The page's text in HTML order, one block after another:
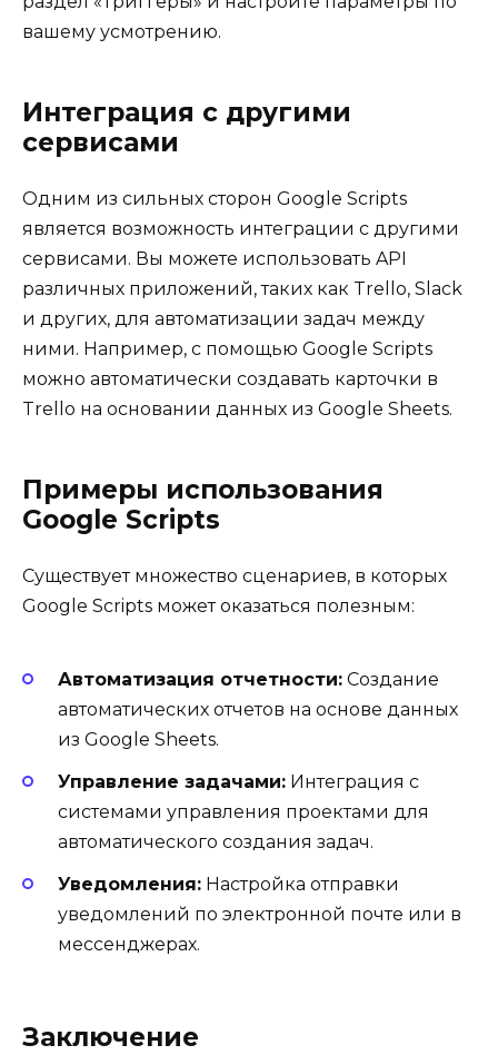
вашему усмотрению.
Интеграция с другими
сервисами
Одним из сильных сторон Google Scripts
является возможность интеграции с другими
сервисами. Вы можете использовать API
различных приложений, таких как Trello, Slack
и других, для автоматизации задач между
ними. Например, с помощью Google Scripts
можно автоматически создавать карточки в
Trello на основании данных из Google Sheets.
Примеры использования
Google Scripts
Существует множество сценариев, в которых
Google Scripts может оказаться полезным:
Автоматизация отчетности: Создание
автоматических отчетов на основе данных
из Google Sheets.
Управление задачами: Интеграция с
системами управления проектами для
автоматического создания задач.
Уведомления: Настройка отправки
уведомлений по электронной почте или в
мессенджерах.
Заключение